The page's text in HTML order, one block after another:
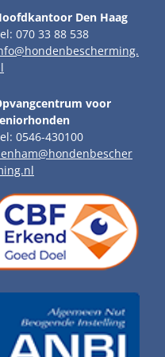
Den Haag
070 33 88 538
voor
0546-430100